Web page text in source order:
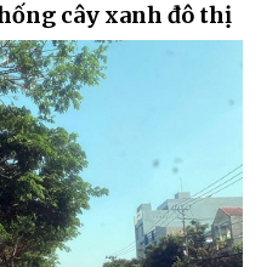
cây xanh đô thị